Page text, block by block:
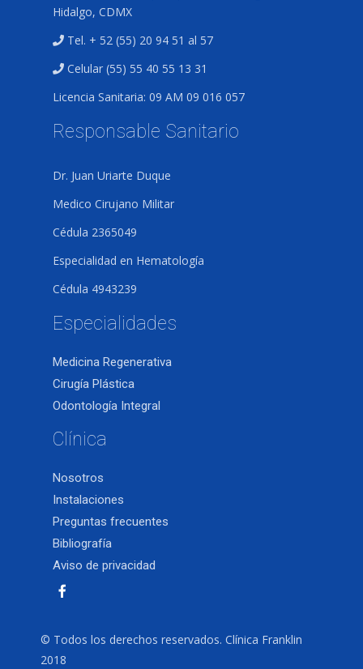
Hidalgo, CDMX
Tel. + 52 (55) 20 94 51 al 57
Celular (55) 55 40 55 13 31
Licencia Sanitaria: 09 AM 09 016 057
Responsable Sanitario
Dr. Juan Uriarte Duque
Medico Cirujano Militar
Cédula 2365049
Especialidad en Hematología
Cédula 4943239
Especialidades
Medicina Regenerativa
Cirugía Plástica
Odontología Integral
Clínica
Nosotros
Instalaciones
Preguntas frecuentes
Bibliografía
Aviso de privacidad
© Todos los derechos reservados. Clínica Franklin
2018